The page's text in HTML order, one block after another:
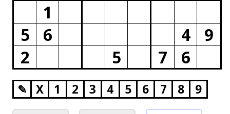
1
5
6 4
9
2
5 7 6
✎ X 1 2 3 4 5 6 7 8 9